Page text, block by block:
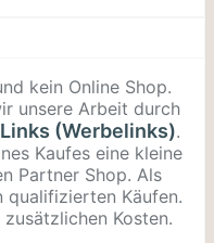
kein Online Shop.
unsere Arbeit durch
(Werbelinks).
Kaufes eine kleine
Partner Shop. Als
qualifizierten Käufen.
Kosten.